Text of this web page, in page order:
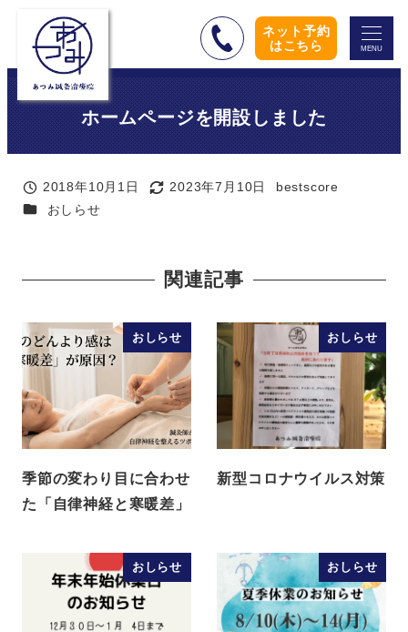
ン
ネット予約
はこちら
MENU
ホームページを開設しました
投稿日
2018年10月1日
更新日
2023年7月10日
bestscore
カテゴリー
おしらせ
関連記事
おしらせ
季節の変わり目に合わせ
た「自律神経と寒暖差」
おしらせ
新型コロナウイルス対策
おしらせ おしらせ